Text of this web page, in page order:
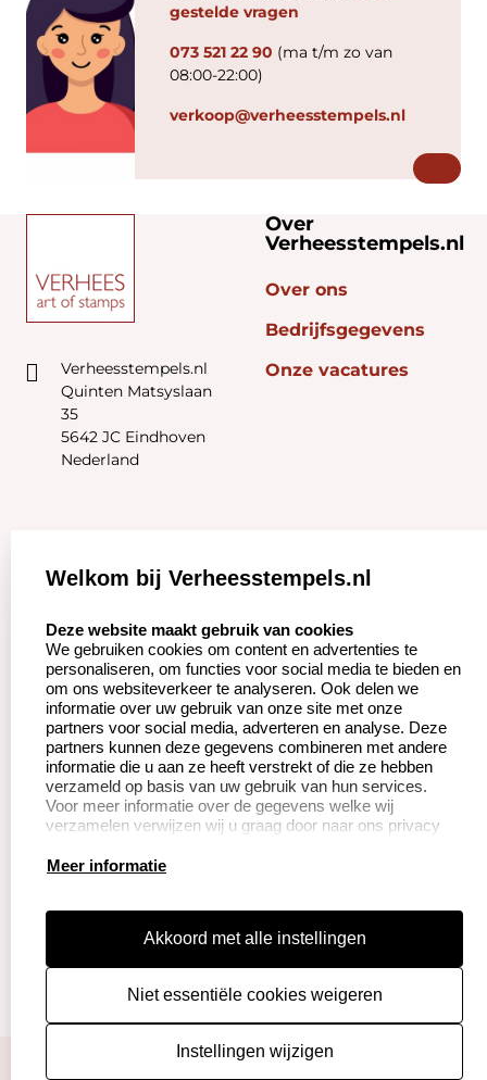
gestelde vragen
073 521 22 90 (ma t/m zo van
08:00-22:00)
verkoop@verheesstempels.nl
Verheesstempels.nl
Quinten Matsyslaan
35
5642 JC Eindhoven
Nederland
Over
Verheesstempels.nl
Over ons
Bedrijfsgegevens
Onze vacatures
Zakelijk:
Betaling &
Verzending
Wederverkoper
worden
Klantenservice:
Veel gestelde vragen
Herroepingsrecht
Retourneren
Productinformatie:
Instructie voor
Aanleverspecificaties
Safety Sheets
algemene voorwaarden
disclaimer
Cookies resetten
Welkom bij Verheesstempels.nl
Deze website maakt gebruik van cookies
We gebruiken cookies om content en advertenties te
personaliseren, om functies voor social media te bieden en
om ons websiteverkeer te analyseren. Ook delen we
informatie over uw gebruik van onze site met onze
partners voor social media, adverteren en analyse. Deze
partners kunnen deze gegevens combineren met andere
informatie die u aan ze heeft verstrekt of die ze hebben
verzameld op basis van uw gebruik van hun services.
Voor meer informatie over de gegevens welke wij
verzamelen verwijzen wij u graag door naar ons privacy
Meer informatie
Akkoord met alle instellingen
Niet essentiële cookies weigeren
Instellingen wijzigen